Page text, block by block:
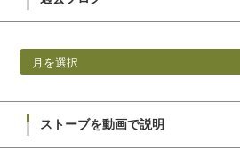
ストーブを動画で説明